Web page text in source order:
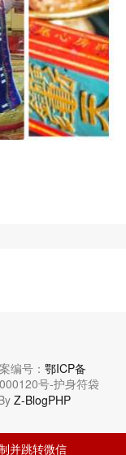
编号： 鄂ICP备
号-护身符袋
Z-BlogPHP
并跳转微信